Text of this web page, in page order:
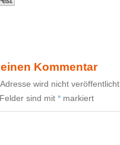
Kommentar
wird nicht veröffentlicht.
sind mit * markiert